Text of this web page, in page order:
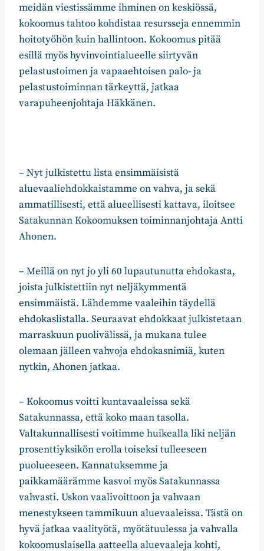
meidän viestissämme ihminen on keskiössä,
kokoomus tahtoo kohdistaa resursseja ennemmin
hoitotyöhön kuin hallintoon. Kokoomus pitää
esillä myös hyvinvointialueelle siirtyvän
pelastustoimen ja vapaaehtoisen palo- ja
pelastustoiminnan tärkeyttä, jatkaa
varapuheenjohtaja Häkkänen.
– Nyt julkistettu lista ensimmäisistä
aluevaaliehdokkaistamme on vahva, ja sekä
ammatillisesti, että alueellisesti kattava, iloitsee
Satakunnan Kokoomuksen toiminnanjohtaja Antti
Ahonen.
– Meillä on nyt jo yli 60 lupautunutta ehdokasta,
joista julkistettiin nyt neljäkymmentä
ensimmäistä. Lähdemme vaaleihin täydellä
ehdokaslistalla. Seuraavat ehdokkaat julkistetaan
marraskuun puolivälissä, ja mukana tulee
olemaan jälleen vahvoja ehdokasnimiä, kuten
nytkin, Ahonen jatkaa.
– Kokoomus voitti kuntavaaleissa sekä
Satakunnassa, että koko maan tasolla.
Valtakunnallisesti voitimme huikealla liki neljän
prosenttiyksikön erolla toiseksi tulleeseen
puolueeseen. Kannatuksemme ja
paikkamäärämme kasvoi myös Satakunnassa
vahvasti. Uskon vaalivoittoon ja vahvaan
menestykseen tammikuun aluevaaleissa. Tästä on
hyvä jatkaa vaalityötä, myötätuulessa ja vahvalla
kokoomuslaisella aatteella aluevaaleja kohti,